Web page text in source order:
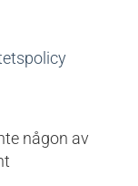
någon av